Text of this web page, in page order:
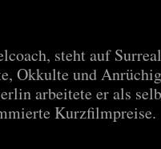
steht auf
Okkulte und
arbeitete er als
Kurzfilmpreise.